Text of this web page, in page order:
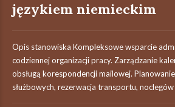
językiem niemieckim
Opis stanowiska Kompleksowe wsparcie
codziennej organizacji pracy. Zarządzanie
obsługą korespondencji mailowej.
służbowych, rezerwacja transportu, noclegów